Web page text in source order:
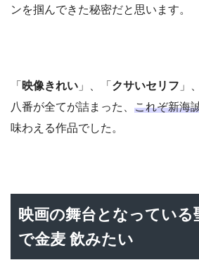
ンを掴んできた秘密だと思います。
「 映像きれい 」、「 クサいセリフ 」
八番が全てが詰まった、 これぞ新海
味わえる作品でした。
映画の舞台となっている
で金麦 飲みたい